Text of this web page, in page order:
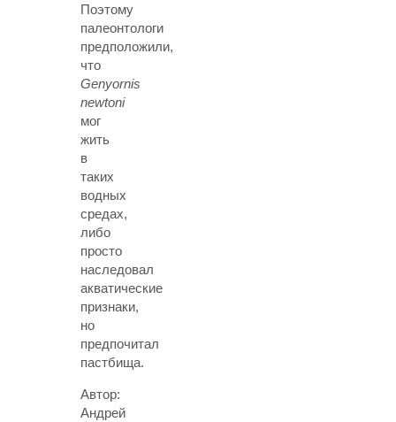
Поэтому
палеонтологи
предположили,
что
Genyornis
newtoni
мог
жить
в
таких
водных
средах,
либо
просто
наследовал
акватические
признаки,
но
предпочитал
пастбища.
Автор:
Андрей